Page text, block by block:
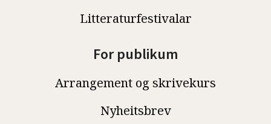
Litteraturfestivalar
For publikum
Arrangement og skrivekurs
Nyheitsbrev